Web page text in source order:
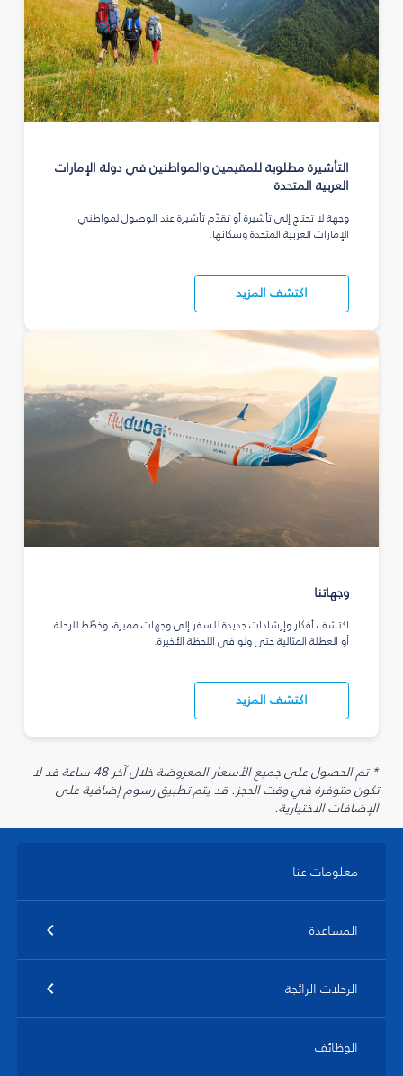
التأشيرة مطلوبة للمقيمين والمواطنين في دولة الإمارات
العربية المتحدة
وجهة لا تحتاج إلى تأشيرة أو تقدّم تأشيرة عند الوصول لمواطني
الإمارات العربية المتحدة وسكانها.
اكتشف المزيد
وجهاتنا
اكتشف أفكار وإرشادات جديدة للسفر إلى وجهات مميزة، وخطّط للرحلة
أو العطلة المثالية حتى ولو في اللحظة الأخيرة.
اكتشف المزيد
* تم الحصول على جميع الأسعار المعروضة خلال آخر 48 ساعة قد لا
تكون متوفرة في وقت الحجز. قد يتم تطبيق رسوم إضافية على
الإضافات الاختيارية.
معلومات عنا
المساعدة
الرحلات الرائجة
الوظائف